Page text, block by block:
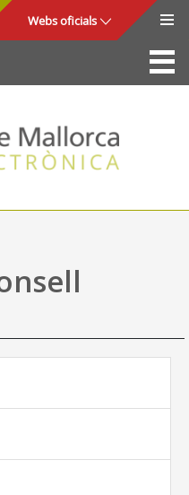
Webs oficials
La Seu
Consell de Mallorca
Accés i seguretat
Utilitats
Ajuda